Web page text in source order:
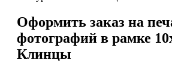
Оформить заказ на
фотографий в рамке
Клинцы